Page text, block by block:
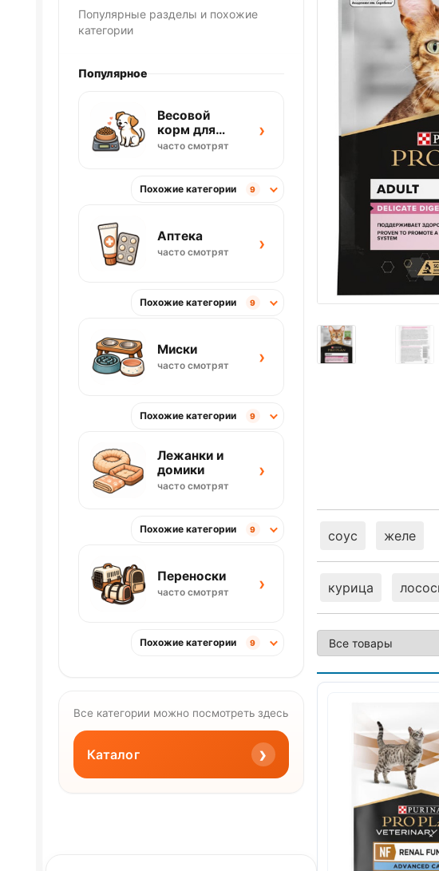
соус желе
курица
Популярные разделы и похожие
категории
Популярное
Весовой
корм для
собак
часто смотрят
›
Похожие категории 9
Аптека
часто смотрят ›
Похожие категории 9
Миски
часто смотрят ›
Похожие категории 9
Лежанки и
домики
часто смотрят
›
Похожие категории 9
Переноски
часто смотрят ›
Похожие категории 9
Все категории можно посмотреть здесь
Каталог ›